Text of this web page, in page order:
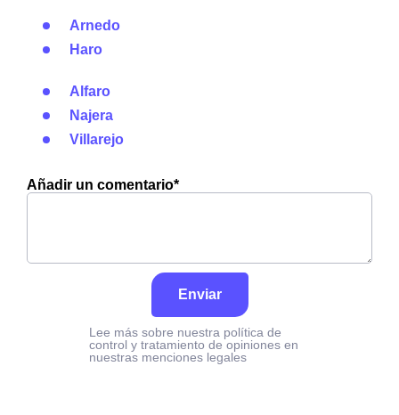
Arnedo
Haro
Alfaro
Najera
Villarejo
Añadir un comentario*
Enviar
Lee más sobre nuestra política de
control y tratamiento de opiniones en
nuestras menciones legales